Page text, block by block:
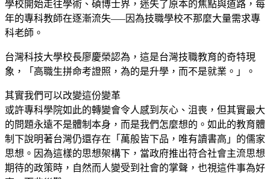
學校開始走往學術、碩博士界，迷失了原本的焦點與道路，每
年的專科教師在逐漸流失—–因為技職學校不那麼大量需求專
科老師。
台灣科技大學校長廖慶榮認為，這是台灣技職教育的奇特現
象，「高職生拼命考證照，為的是升學，而不是就業。」。
其實我們可以改變這份變革
或許專科學院如此的轉變會令人感到灰心、沮喪，但其實最大
的問題永遠不是體制本身，而是我們怎麼想的。如此的教育體
制下說明著台灣仍還存在「萬般皆下品，唯有讀書高」的儒家
思想。因為這樣的思想架構下，當政府推出符合社會主流思想
期待的政策時，自然而人變受到社會的掌聲，也視這件事為好